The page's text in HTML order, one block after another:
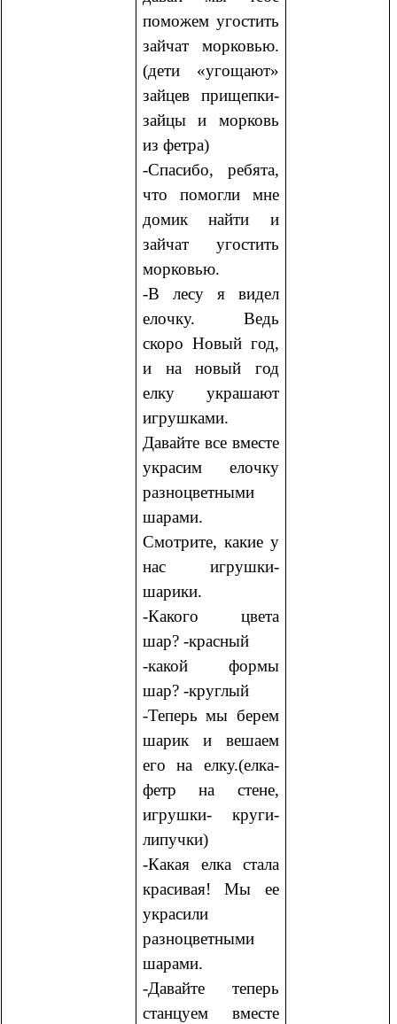
поможем угостить
зайчат морковью.
(дети «угощают»
зайцев прищепки-
зайцы и морковь
из фетра)
-Спасибо, ребята,
что помогли мне
домик найти и
зайчат угостить
морковью.
-В лесу я видел
елочку. Ведь
скоро Новый год,
и на новый год
елку украшают
игрушками.
Давайте все вместе
украсим елочку
разноцветными
шарами.
Смотрите, какие у
нас игрушки-
шарики.
-Какого цвета
шар? -красный
-какой формы
шар? -круглый
-Теперь мы берем
шарик и вешаем
его на елку.(елка-
фетр на стене,
игрушки- круги-
липучки)
-Какая елка стала
красивая! Мы ее
украсили
разноцветными
шарами.
-Давайте теперь
станцуем вместе